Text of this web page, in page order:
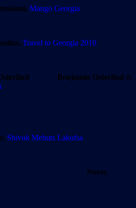
Mango Georgia
Travel to Georgia 2010
Benjamin Osterlind &
Shivuk Mehuts Lakufsa
Norec